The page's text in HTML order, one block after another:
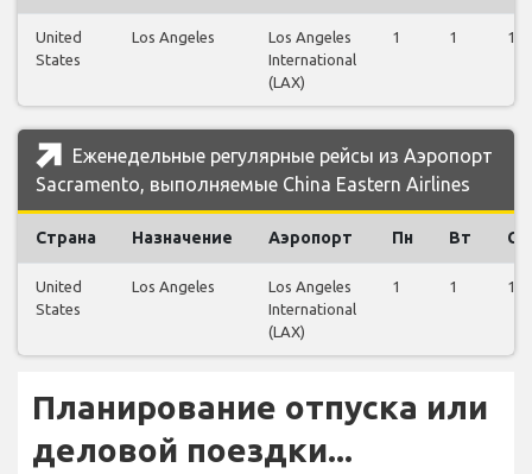
United
States
Los Angeles
Los Angeles
International
(LAX)
1 1 1
Еженедельные регулярные рейсы из Аэропорт
Sacramento, выполняемые China Eastern Airlines
Страна Назначение Аэропорт Пн Вт Ср
United
States
Los Angeles
Los Angeles
International
(LAX)
1 1 1
Планирование отпуска или
деловой поездки...